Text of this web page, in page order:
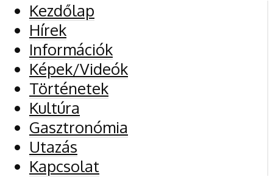
Kezdőlap
Hírek
Információk
Képek/Videók
Történetek
Kultúra
Gasztronómia
Utazás
Kapcsolat